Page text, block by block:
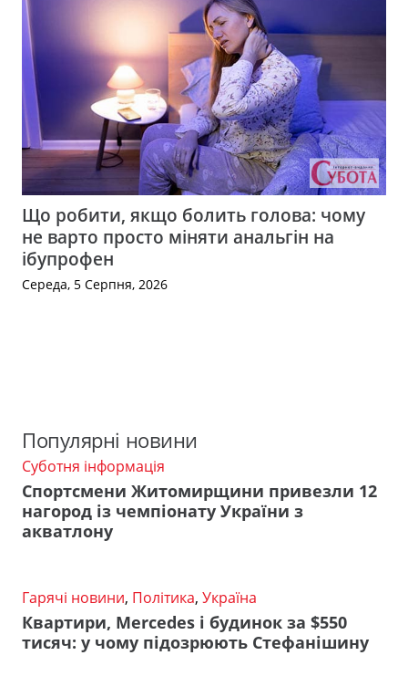
Що робити, якщо болить голова: чому
не варто просто міняти анальгін на
ібупрофен
Середа, 5 Серпня, 2026
Популярні новини
Суботня інформація
Спортсмени Житомирщини привезли 12
нагород із чемпіонату України з
акватлону
Гарячі новини, Політика, Україна
Квартири, Mercedes і будинок за $550
тисяч: у чому підозрюють Стефанішину